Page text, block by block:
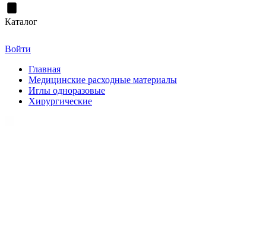
Каталог
Войти
Главная
Медицинские расходные материалы
Иглы одноразовые
Хирургические